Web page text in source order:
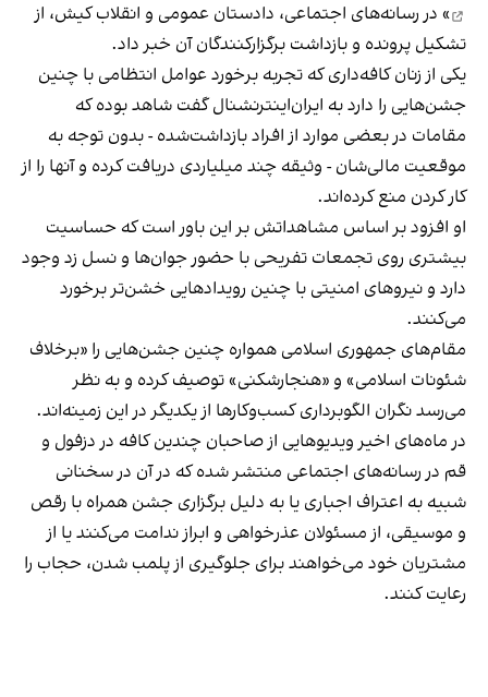
» در رسانه‌های اجتماعی، دادستان عمومی و انقلاب کیش، از
تشکیل پرونده و بازداشت برگزارکنندگان آن خبر داد.
یکی از زنان کافه‌داری که تجربه برخورد عوامل انتظامی با چنین
جشن‌هایی را دارد به ایران‌اینترنشنال گفت شاهد بوده که
مقامات در بعضی موارد از افراد بازداشت‌‌شده - بدون توجه به
موقعیت مالی‌شان - وثیقه چند میلیاردی دریافت کرده و آنها را از
کار کردن منع کرده‌اند.
او افزود بر اساس مشاهداتش بر این باور است که حساسیت
بیشتری روی تجمعات تفریحی با حضور جوان‌ها و نسل زد وجود
دارد و نیروهای امنیتی با چنین رویدادهایی خشن‌تر برخورد
می‌کنند.
مقام‌های جمهوری اسلامی همواره چنین جشن‌هایی را «برخلاف
شئونات اسلامی» و «هنجارشکنی» توصیف کرده و به نظر
می‌رسد نگران الگوبرداری کسب‌وکارها از یکدیگر در این زمینه‌اند.
در ماه‌های اخیر ویدیوهایی از صاحبان چندین کافه در دزفول و
قم در رسانه‌های اجتماعی منتشر شده که در آن در سخنانی
شبیه به اعتراف اجباری یا به دلیل برگزاری جشن همراه با رقص
و موسیقی، از مسئولان عذرخواهی و ابراز ندامت می‌کنند یا از
مشتریان خود می‌خواهند برای جلوگیری از پلمب شدن، حجاب را
رعایت کنند.